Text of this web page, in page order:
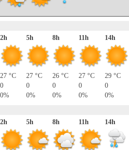
2h
27 °C
0
0%
5h
27 °C
0
0%
8h
26 °C
0
0%
11h
27 °C
0
0%
14h
29 °C
0
0%
2h
5h 8h 11h 14h